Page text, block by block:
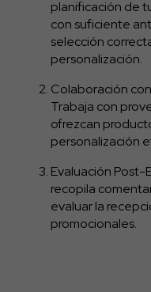
planificación de
con suficiente
selección
personalización.
Colaboración
Trabaja con
ofrezcan
personalización
Evaluación Post-
recopila
evaluar la
promocionales.